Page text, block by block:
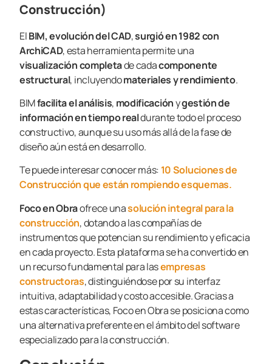
Construcción)
ElBIM, evolución del CAD,surgió en 1982 con
ArchiCAD, esta herramienta permite una
visualización completade cadacomponente
estructural, incluyendomateriales y rendimiento.
BIMfacilita el análisis, modificaciónygestión de
información en tiempo realdurante todo el proceso
constructivo, aunque su uso más allá de la fase de
diseño aún está en desarrollo.
Te puede interesar conocer más: 10 Soluciones de
Construcción que están rompiendo esquemas.
Foco en Obraofrece unasolución integral para la
construcción, dotando a las compañías de
instrumentos que potencian su rendimiento y eficacia
en cada proyecto. Esta plataforma se ha convertido en
un recurso fundamental para lasempresas
constructoras, distinguiéndose por su interfaz
intuitiva, adaptabilidad y costo accesible. Gracias a
estas características, Foco en Obra se posiciona como
una alternativa preferente en el ámbito del software
especializado para la construcción.